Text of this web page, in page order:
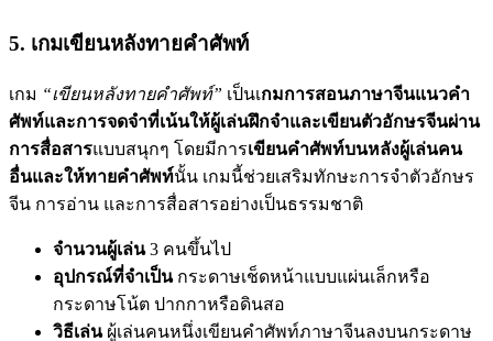
5. เกมเขียนหลังทายคำศัพท์
เกม “เขียนหลังทายคำศัพท์” เป็นเกมการสอนภาษาจีนแนวคำ
ศัพท์และการจดจำที่เน้นให้ผู้เล่นฝึกจำและเขียนตัวอักษรจีนผ่าน
การสื่อสารแบบสนุกๆ โดยมีการเขียนคำศัพท์บนหลังผู้เล่นคน
อื่นและให้ทายคำศัพท์นั้น เกมนี้ช่วยเสริมทักษะการจำตัวอักษร
จีน การอ่าน และการสื่อสารอย่างเป็นธรรมชาติ
จำนวนผู้เล่น3 คนขึ้นไป
อุปกรณ์ที่จำเป็น กระดาษเช็ดหน้าแบบแผ่นเล็กหรือ
กระดาษโน้ต ปากกาหรือดินสอ
วิธีเล่น ผู้เล่นคนหนึ่งเขียนคำศัพท์ภาษาจีนลงบนกระดาษ